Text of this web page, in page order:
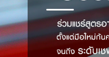
เคล็ดลับน่ารู้
เปรียบเทียบหน่วยก
FoodPedia
สร้าง Cookbook